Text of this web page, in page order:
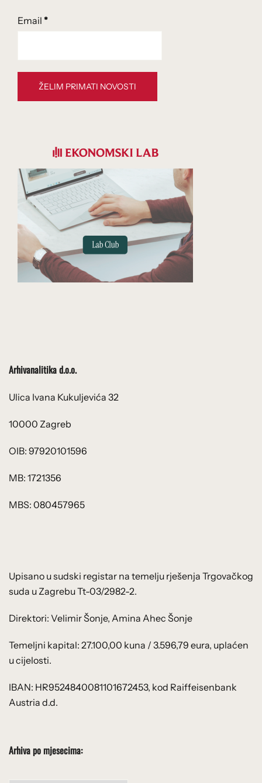
Email *
Arhivanalitika d.o.o.
Ulica Ivana Kukuljevića 32
10000 Zagreb
OIB: 97920101596
MB: 1721356
MBS: 080457965
Upisano u sudski registar na temelju rješenja Trgovačkog
suda u Zagrebu Tt-03/2982-2.
Direktori: Velimir Šonje, Amina Ahec Šonje
Temeljni kapital: 27.100,00 kuna / 3.596,79 eura, uplaćen
u cijelosti.
IBAN: HR9524840081101672453, kod Raiffeisenbank
Austria d.d.
Arhiva po mjesecima: